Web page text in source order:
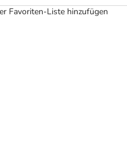
Favoriten-Liste hinzufügen